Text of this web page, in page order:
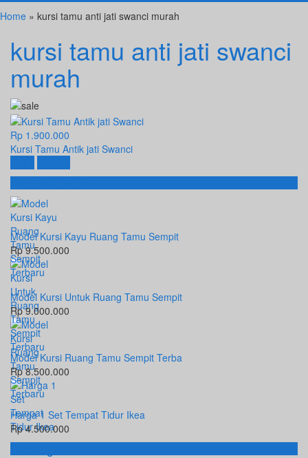
Home » kursi tamu anti jati swanci murah
kursi tamu anti jati swanci
murah
Rp 1.900.000
Kursi Tamu Antik jati Swanci
Produk Terbaru
Model Kursi Kayu Ruang Tamu Sempit
Rp 9.500.000
Model Kursi Untuk Ruang Tamu Sempit
Rp 9.000.000
Model Kursi Ruang Tamu Sempit Terba
Rp 8.500.000
Harga 1 Set Tempat Tidur Ikea
Rp 4.500.000
Hubungi Kami